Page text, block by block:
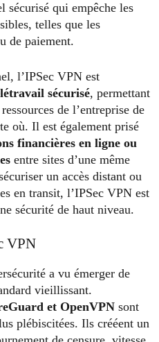
sécurisé qui empêche les
telles que les
de paiement.
l’IPSec VPN est
sécurisé, permettant
de l’entreprise de
où. Il est également prisé
financières en ligne ou
entre sites d’une même
un accès distant ou
en transit, l’IPSec VPN est
sécurité de haut niveau.
VPN
a vu émerger de
vieillissant.
et OpenVPN sont
plébiscitées. Ils crééent un